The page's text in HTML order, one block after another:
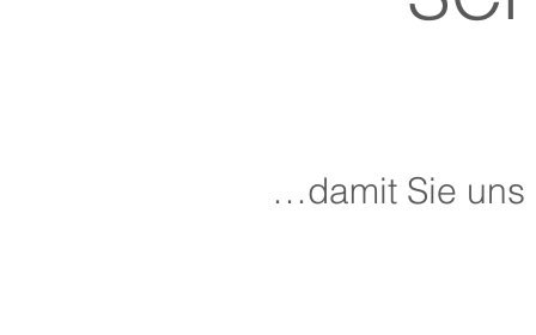
…damit Sie uns